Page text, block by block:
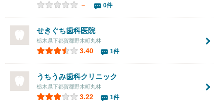
－ 0件
せきぐち歯科医院
栃木県下都賀郡野木町丸林
3.40 1件
うちうみ歯科クリニック
栃木県下都賀郡野木町丸林
3.22 1件